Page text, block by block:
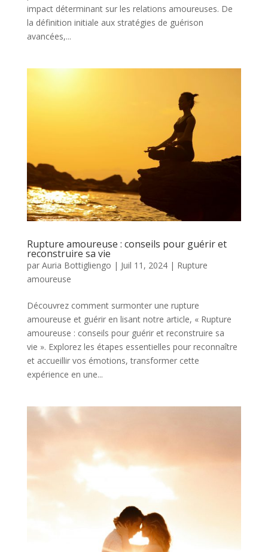
impact déterminant sur les relations amoureuses. De
la définition initiale aux stratégies de guérison
avancées,...
Rupture amoureuse : conseils pour guérir et
reconstruire sa vie
par Auria Bottigliengo | Juil 11, 2024| Rupture
amoureuse
Découvrez comment surmonter une rupture
amoureuse et guérir en lisant notre article, « Rupture
amoureuse : conseils pour guérir et reconstruire sa
vie ». Explorez les étapes essentielles pour reconnaître
et accueillir vos émotions, transformer cette
expérience en une...